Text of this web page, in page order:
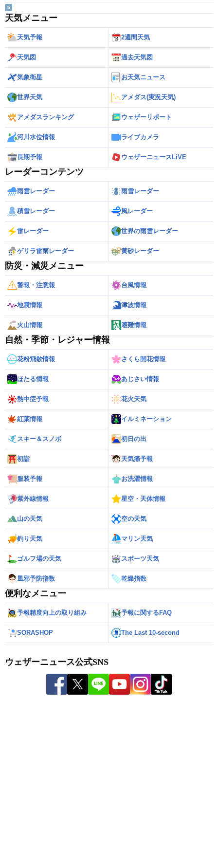
5
天気メニュー
天気予報 2週間天気
天気図 過去天気図
気象衛星 お天気ニュース
世界天気 アメダス(実況天気)
アメダスランキング ウェザーリポート
河川水位情報 ライブカメラ
長期予報 ウェザーニュースLiVE
レーダーコンテンツ
雨雲レーダー 雨雪レーダー
積雪レーダー 風レーダー
雷レーダー 世界の雨雲レーダー
ゲリラ雷雨レーダー 黄砂レーダー
防災・減災メニュー
警報・注意報 台風情報
地震情報 津波情報
火山情報 避難情報
自然・季節・レジャー情報
花粉飛散情報 さくら開花情報
ほたる情報 あじさい情報
熱中症予報 花火天気
紅葉情報 イルミネーション
スキー＆スノボ 初日の出
初詣 天気痛予報
服装予報 お洗濯情報
紫外線情報 星空・天体情報
山の天気 空の天気
釣り天気 マリン天気
ゴルフ場の天気 スポーツ天気
風邪予防指数 乾燥指数
便利なメニュー
予報精度向上の取り組み 予報に関するFAQ
SORASHOP The Last 10-second
ウェザーニュース公式SNS